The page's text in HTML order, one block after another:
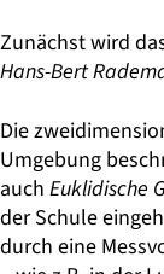
Zunächst wird
Hans-Bert
Die
Umgebung
auch Euklidische
der Schule
durch eine